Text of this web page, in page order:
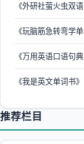
《外研社萤火虫双
《玩脑筋急转弯学
《万用英语口语句
《我是英文单词书
推荐栏目